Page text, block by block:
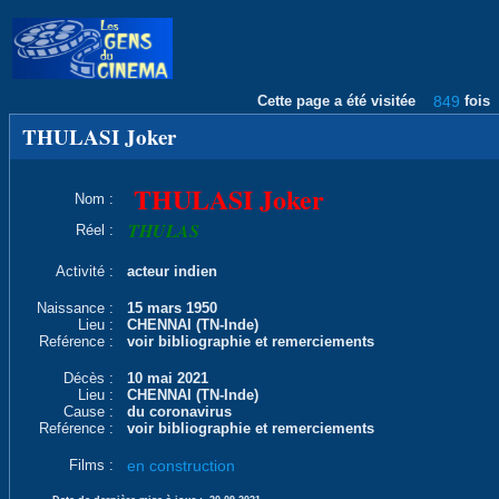
Cette page a été visitée 849 fois
THULASI Joker
Nom : THULASI Joker
Réel : THULAS
Activité : acteur indien
Naissance :
15 mars 1950
Lieu :
CHENNAI (TN-Inde)
Reférence :
voir bibliographie et remerciements
Décès :
10 mai 2021
Lieu :
CHENNAI (TN-Inde)
Cause :
du coronavirus
Reférence :
voir bibliographie et remerciements
Films : en construction